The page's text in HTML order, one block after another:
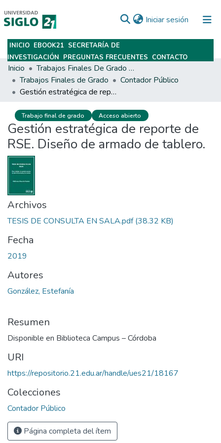
Iniciar sesión (current)
Subir
INICIO EBOOK21 SECRETARÍA DE
INVESTIGACIÓN PREGUNTAS FRECUENTES CONTACTO
Inicio
Trabajos Finales De Grado Y Posgrado
Trabajos Finales de Grado
Contador Público
Gestión estratégica de reporte de RSE. Diseño de armado de tablero.
Trabajo final de grado Acceso abierto
Gestión estratégica de reporte de
RSE. Diseño de armado de tablero.
Archivos
TESIS DE CONSULTA EN SALA.pdf(38.32 KB)
Fecha
2019
Autores
González, Estefanía
Resumen
Disponible en Biblioteca Campus – Córdoba
URI
https://repositorio.21.edu.ar/handle/ues21/18167
Colecciones
Contador Público
Página completa del ítem